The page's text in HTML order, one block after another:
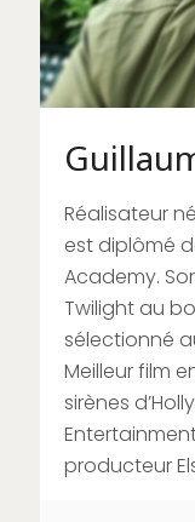
Réalisateur
est diplômé
Academy.
Twilight au
sélectionné
Meilleur film
sirènes
producteur